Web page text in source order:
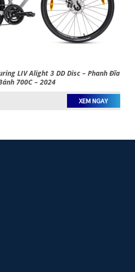
LIV Alight 3 DD Disc – Phanh Đĩa
700C – 2024
XEM NGAY